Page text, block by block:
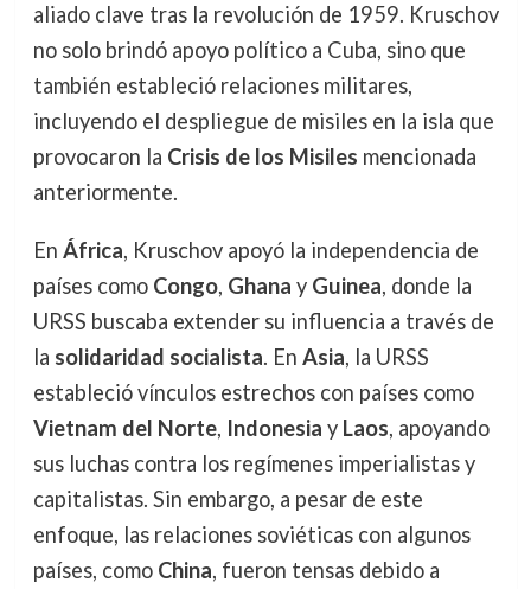
aliado clave tras la revolución de 1959. Kruschov
no solo brindó apoyo político a Cuba, sino que
también estableció relaciones militares,
incluyendo el despliegue de misiles en la isla que
provocaron la Crisis de los Misiles mencionada
anteriormente.
En África, Kruschov apoyó la independencia de
países como Congo, Ghana y Guinea, donde la
URSS buscaba extender su influencia a través de
la solidaridad socialista. En Asia, la URSS
estableció vínculos estrechos con países como
Vietnam del Norte, Indonesia y Laos, apoyando
sus luchas contra los regímenes imperialistas y
capitalistas. Sin embargo, a pesar de este
enfoque, las relaciones soviéticas con algunos
países, como China, fueron tensas debido a